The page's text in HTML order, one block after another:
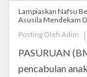
Lampiaskan Nafsu
Asusila Mendekam
Posting Oleh Adim
PASURUAN
pencabulan